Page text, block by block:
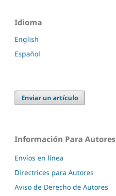
Idioma
English
Español
Enviar un artículo
Información Para Autores
Envíos en línea
Directrices para Autores
Aviso de Derecho de Autores